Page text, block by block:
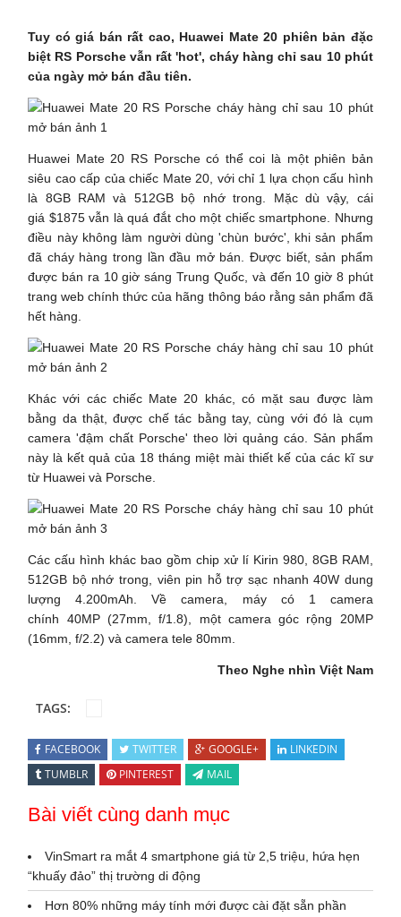
Tuy có giá bán rất cao, Huawei Mate 20 phiên bản đặc
biệt RS Porsche vẫn rất 'hot', cháy hàng chỉ sau 10 phút
của ngày mở bán đầu tiên.
Huawei Mate 20 RS Porsche có thể coi là một phiên bản
siêu cao cấp của chiếc Mate 20, với chỉ 1 lựa chọn cấu hình
là 8GB RAM và 512GB bộ nhớ trong. Mặc dù vậy, cái
giá $1875 vẫn là quá đắt cho một chiếc smartphone. Nhưng
điều này không làm người dùng 'chùn bước', khi sản phẩm
đã cháy hàng trong lần đầu mở bán. Được biết, sản phẩm
được bán ra 10 giờ sáng Trung Quốc, và đến 10 giờ 8 phút
trang web chính thức của hãng thông báo rằng sản phẩm đã
hết hàng.
Khác với các chiếc Mate 20 khác, có mặt sau được làm
bằng da thật, được chế tác bằng tay, cùng với đó là cụm
camera 'đậm chất Porsche' theo lời quảng cáo. Sản phẩm
này là kết quả của 18 tháng miệt mài thiết kế của các kĩ sư
từ Huawei và Porsche.
Các cấu hình khác bao gồm chip xử lí Kirin 980, 8GB RAM,
512GB bộ nhớ trong, viên pin hỗ trợ sạc nhanh 40W dung
lượng 4.200mAh. Về camera, máy có 1 camera
chính 40MP (27mm, f/1.8), một camera góc rộng 20MP
(16mm, f/2.2) và camera tele 80mm.
Theo Nghe nhìn Việt Nam
TAGS:
FACEBOOK TWITTER GOOGLE+
LINKEDIN
TUMBLR
PINTEREST MAIL
Bài viết cùng danh mục
VinSmart ra mắt 4 smartphone giá từ 2,5 triệu, hứa hẹn
“khuấy đảo” thị trường di động
Hơn 80% những máy tính mới được cài đặt sẵn phần